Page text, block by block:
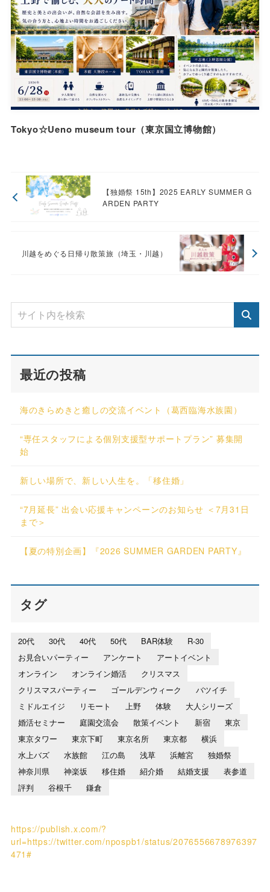
Tokyo☆Ueno museum tour（東京国立博物館）
【独婚祭 15th】2025 EARLY SUMMER G
ARDEN PARTY
川越をめぐる日帰り散策旅（埼玉・川越）
最近の投稿
海のきらめきと癒しの交流イベント（葛西臨海水族園）
“専任スタッフによる個別支援型サポートプラン” 募集開
始
新しい場所で、新しい人生を。「移住婚」
“7月延長” 出会い応援キャンペーンのお知らせ ＜7月31日
まで＞
【夏の特別企画】『2026 SUMMER GARDEN PARTY』
タグ
20代 30代 40代 50代 BAR体験
R-30
お見合いパーティー
アンケート
アートイベント
オンライン
オンライン婚活
クリスマス
クリスマスパーティー
ゴールデンウィーク
バツイチ
ミドルエイジ
リモート 上野 体験
大人シリーズ
婚活セミナー
庭園交流会 散策イベント 新宿
東京
東京タワー
東京下町 東京名所 東京都
横浜
水上バズ
水族館 江の島 浅草 浜離宮
独婚祭
神奈川県
神楽坂 移住婚 紹介婚 結婚支援
表参道
評判
谷根千 鎌倉
https://publish.x.com/?
url=https://twitter.com/npospb1/status/2076556678976397
471#